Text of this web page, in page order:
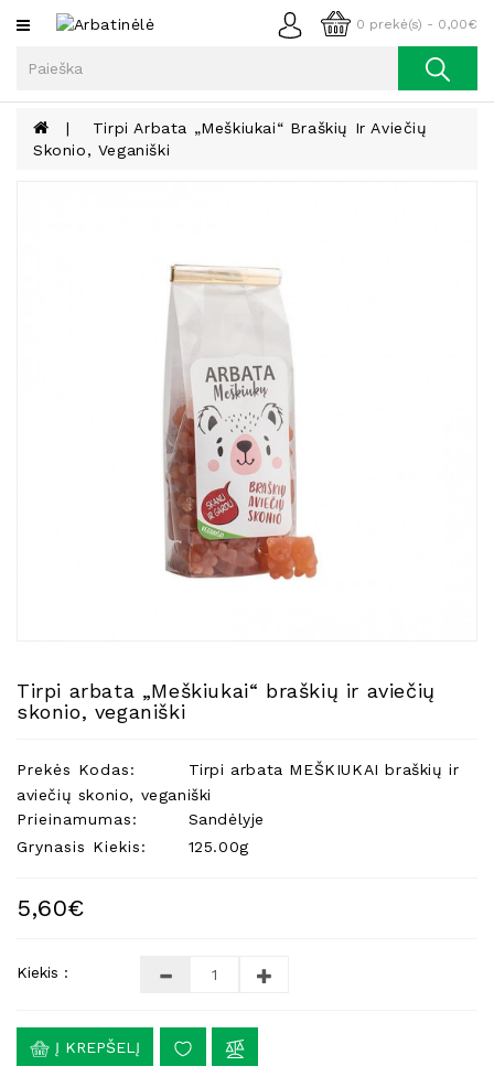
0 prekė(s) - 0,00€
Kategorijos
Kava
Prieskoniai
Kosmetika
Kūdikiams
Pirties
Reikalai
Dovanos
Tirpi Arbata „Meškiukai“ Braškių Ir Aviečių
Skonio, Veganiški
Tirpi arbata „Meškiukai“ braškių ir aviečių
skonio, veganiški
Prekės Kodas:
Tirpi arbata MEŠKIUKAI braškių ir
aviečių skonio, veganiški
Prieinamumas:
Sandėlyje
Grynasis Kiekis:
125.00g
5,60€
Kiekis :
Į KREPŠELĮ